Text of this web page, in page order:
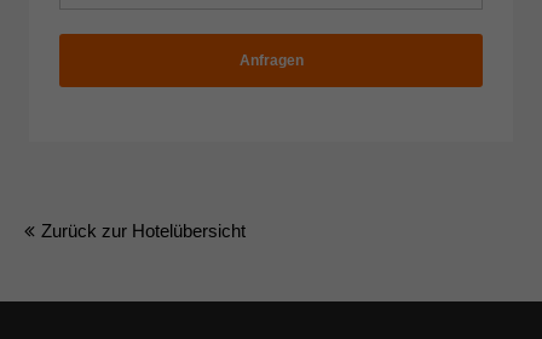
Anfragen
Zurück zur Hotelübersicht